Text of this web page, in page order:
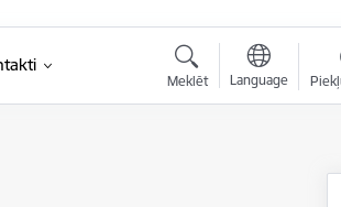
Meklēt Language